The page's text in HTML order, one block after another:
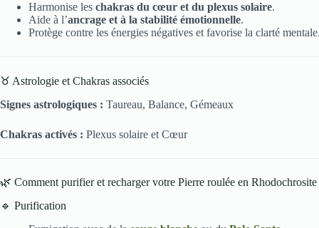
Harmonise les chakras du cœur et du plexus solaire.
Aide à l’ancrage et à la stabilité émotionnelle.
Protège contre les énergies négatives et favorise la clarté
♉ Astrologie et Chakras associés
Signes astrologiques : Taureau, Balance, Gémeaux
Chakras activés : Plexus solaire et Cœur
🌿 Comment purifier et recharger votre Pierre roulée en Rhodochrosite
🔹 Purification